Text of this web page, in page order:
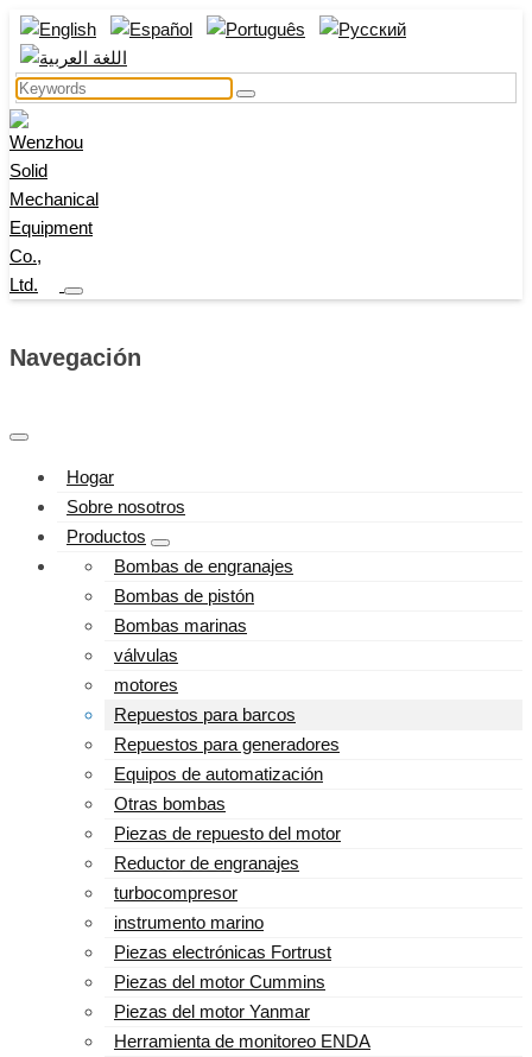
Navegación
Hogar
Sobre nosotros
Productos
Bombas de engranajes
Bombas de pistón
Bombas marinas
válvulas
motores
Repuestos para barcos
Repuestos para generadores
Equipos de automatización
Otras bombas
Piezas de repuesto del motor
Reductor de engranajes
turbocompresor
instrumento marino
Piezas electrónicas Fortrust
Piezas del motor Cummins
Piezas del motor Yanmar
Herramienta de monitoreo ENDA